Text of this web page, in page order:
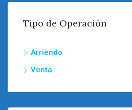
Tipo de Operación
Arriendo
Venta